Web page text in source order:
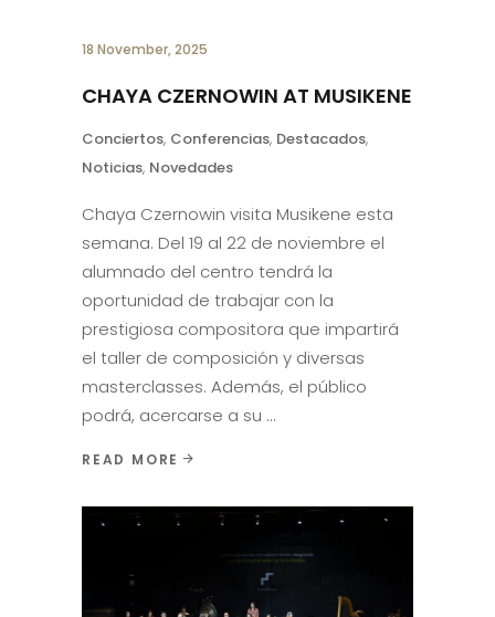
18 November, 2025
CHAYA CZERNOWIN AT MUSIKENE
Conciertos, Conferencias, Destacados,
Noticias, Novedades
Chaya Czernowin visita Musikene esta
semana. Del 19 al 22 de noviembre el
alumnado del centro tendrá la
oportunidad de trabajar con la
prestigiosa compositora que impartirá
el taller de composición y diversas
masterclasses. Además, el público
podrá, acercarse a su
READ MORE